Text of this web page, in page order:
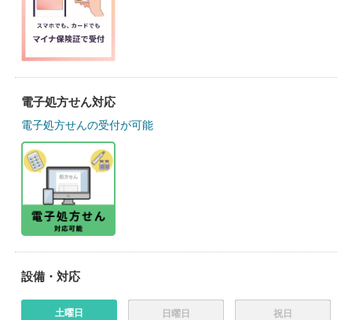
電子処方せん対応
電子処方せんの受付が可能
設備・対応
土曜日 日曜日 祝日